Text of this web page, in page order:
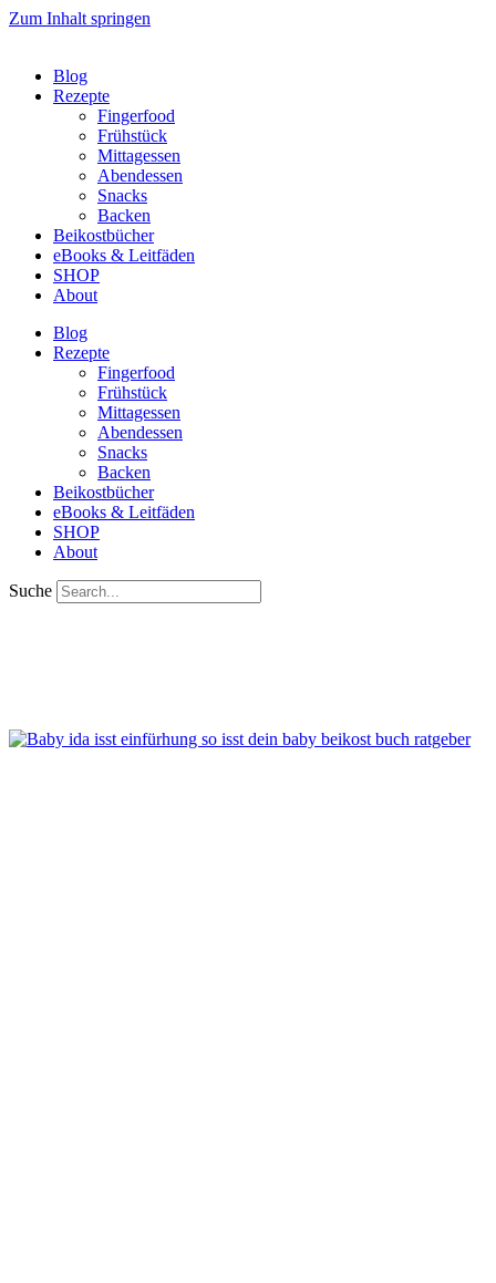
Zum Inhalt springen
Blog
Rezepte
Fingerfood
Frühstück
Mittagessen
Abendessen
Snacks
Backen
Beikostbücher
eBooks & Leitfäden
SHOP
About
Blog
Rezepte
Fingerfood
Frühstück
Mittagessen
Abendessen
Snacks
Backen
Beikostbücher
eBooks & Leitfäden
SHOP
About
Suche